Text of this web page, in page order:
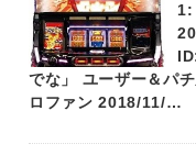
1:
でな」 ユーザー＆
ロファン 2018/11/…